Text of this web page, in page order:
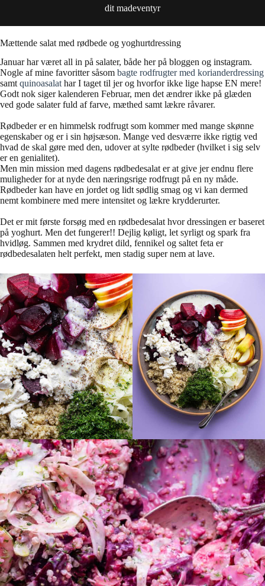
dit madeventyr
Mættende salat med rødbede og yoghurtdressing
Januar har været all in på salater, både her på bloggen og instagram.
Nogle af mine favoritter såsom bagte rodfrugter med korianderdressing
samt quinoasalat har I taget til jer og hvorfor ikke lige hapse EN mere!
Godt nok siger kalenderen Februar, men det ændrer ikke på glæden
ved gode salater fuld af farve, mæthed samt lækre råvarer.
Rødbeder er en himmelsk rodfrugt som kommer med mange skønne
egenskaber og er i sin højsæson. Mange ved desværre ikke rigtig ved
hvad de skal gøre med den, udover at sylte rødbeder (hvilket i sig selv
er en genialitet).
Men min mission med dagens rødbedesalat er at give jer endnu flere
muligheder for at nyde den næringsrige rodfrugt på en ny måde.
Rødbeder kan have en jordet og lidt sødlig smag og vi kan dermed
nemt kombinere med mere intensitet og lækre krydderurter.
Det er mit første forsøg med en rødbedesalat hvor dressingen er baseret
på yoghurt. Men det fungerer!! Dejlig køligt, let syrligt og spark fra
hvidløg. Sammen med krydret dild, fennikel og saltet feta er
rødbedesalaten helt perfekt, men stadig super nem at lave.